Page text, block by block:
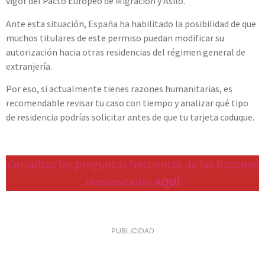
Ante esta situación, España ha habilitado la posibilidad de que
muchos titulares de este permiso puedan modificar su
autorización hacia otras residencias del régimen general de
extranjería.
Por eso, si actualmente tienes razones humanitarias, es
recomendable revisar tu caso con tiempo y analizar qué tipo
de residencia podrías solicitar antes de que tu tarjeta caduque.
Consultas las preguntas frecuentes de las Razones
HumanitariasAQUÍ
PUBLICIDAD